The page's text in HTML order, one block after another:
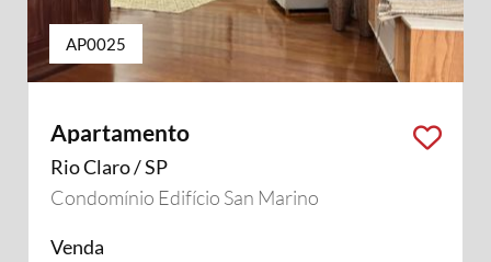
AP0025
Apartamento
Rio Claro / SP
Condomínio Edifício San Marino
Venda